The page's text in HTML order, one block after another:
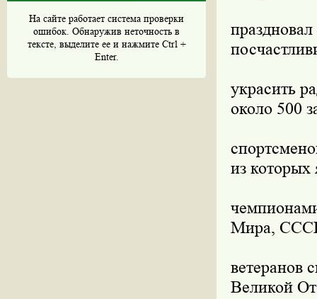
На сайте работает система проверки
ошибок. Обнаружив неточность в
тексте, выделите ее и нажмите Ctrl +
Enter.
украсить
около 500
из которых
Мира,
ветеранов
Великой